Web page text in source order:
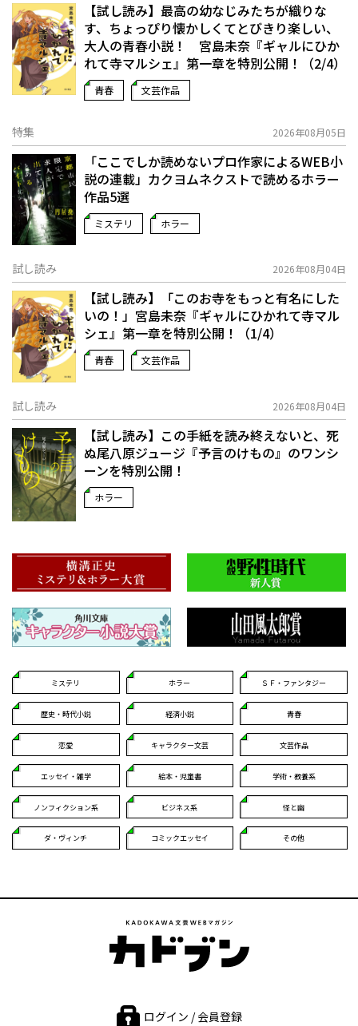
【試し読み】最高の幼なじみたちが織りな
す、ちょっぴり懐かしくてとびきり楽しい、
大人の青春小説！ 宮島未奈『ギャルにひか
れて寺マルシェ』第一章を特別公開！（2/4）
青春 文芸作品
特集 2026年08月05日
「ここでしか読めないプロ作家によるWEB小
説の連載」――カクヨムネクストで読めるホラー
作品5選
ミステリ ホラー
試し読み 2026年08月04日
【試し読み】「このお寺をもっと有名にした
いの！」宮島未奈『ギャルにひかれて寺マル
シェ』第一章を特別公開！（1/4）
青春 文芸作品
試し読み 2026年08月04日
【試し読み】この手紙を読み終えないと、死
ぬ――尾八原ジュージ『予言のけもの』のワンシ
ーンを特別公開！
ホラー
ミステリ ホラー ＳＦ・ファンタジー
歴史・時代小説 経済小説 青春
恋愛 キャラクター文芸 文芸作品
エッセイ・雑学 絵本・児童書 学術・教養系
ノンフィクション系 ビジネス系 怪と幽
ダ・ヴィンチ コミックエッセイ その他
ログイン / 会員登録